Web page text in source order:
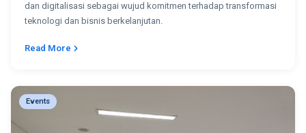
dan digitalisasi sebagai wujud komitmen terhadap transformasi
teknologi dan bisnis berkelanjutan.
Read More
Events